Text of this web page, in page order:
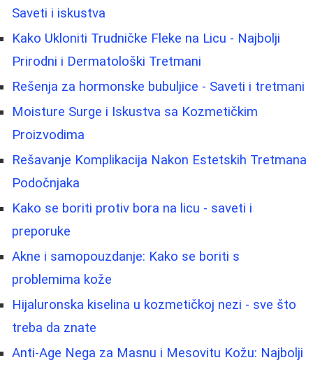
Saveti i iskustva
Kako Ukloniti Trudničke Fleke na Licu - Najbolji
Prirodni i Dermatološki Tretmani
Rešenja za hormonske bubuljice - Saveti i tretmani
Moisture Surge i Iskustva sa Kozmetičkim
Proizvodima
Rešavanje Komplikacija Nakon Estetskih Tretmana
Podočnjaka
Kako se boriti protiv bora na licu - saveti i
preporuke
Akne i samopouzdanje: Kako se boriti s
problemima kože
Hijaluronska kiselina u kozmetičkoj nezi - sve što
treba da znate
Anti-Age Nega za Masnu i Mesovitu Kožu: Najbolji